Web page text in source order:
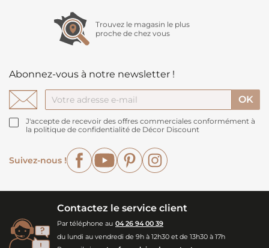
Trouvez le magasin le plus
proche de chez vous
Abonnez-vous à notre newsletter !
J'accepte de recevoir des offres commerciales conformément à
la politique de confidentialité de Décor Discount
Suivez-nous !
FacebookYouTubePinterest
Contactez le service client
Par téléphone au 04 26 94 00 39
du lundi au vendredi de 9h à 12h30 et de 13h30 à 17h